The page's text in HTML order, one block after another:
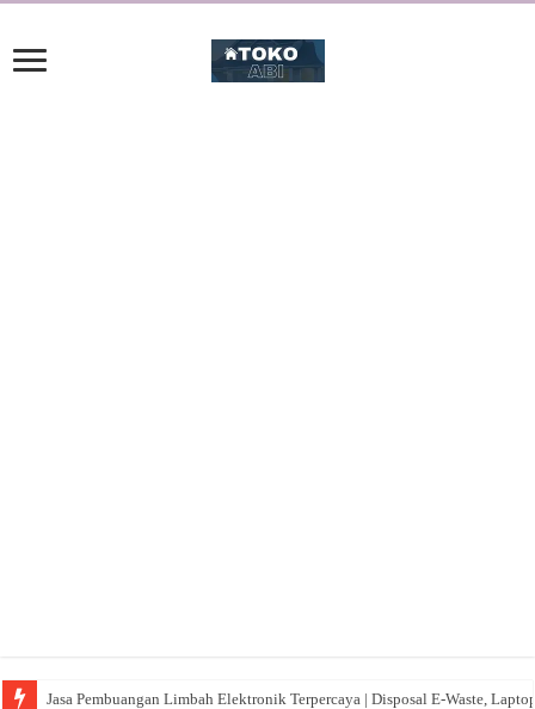
Jasa Pembuangan Limbah Elektronik Terpercaya | Disposal E-Waste,